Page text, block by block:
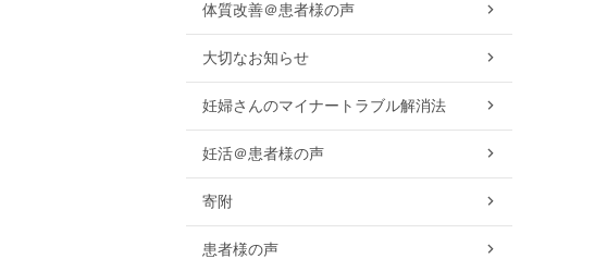
体質改善＠患者様の声
大切なお知らせ
妊婦さんのマイナートラブル解消法
妊活＠患者様の声
寄附
患者様の声